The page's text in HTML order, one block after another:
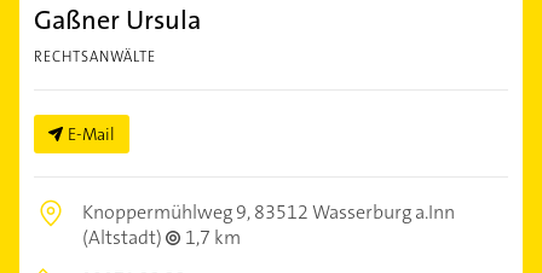
Gaßner Ursula
RECHTSANWÄLTE
E-Mail
Knoppermühlweg 9,83512 Wasserburg a.Inn
(Altstadt)
1,7 km